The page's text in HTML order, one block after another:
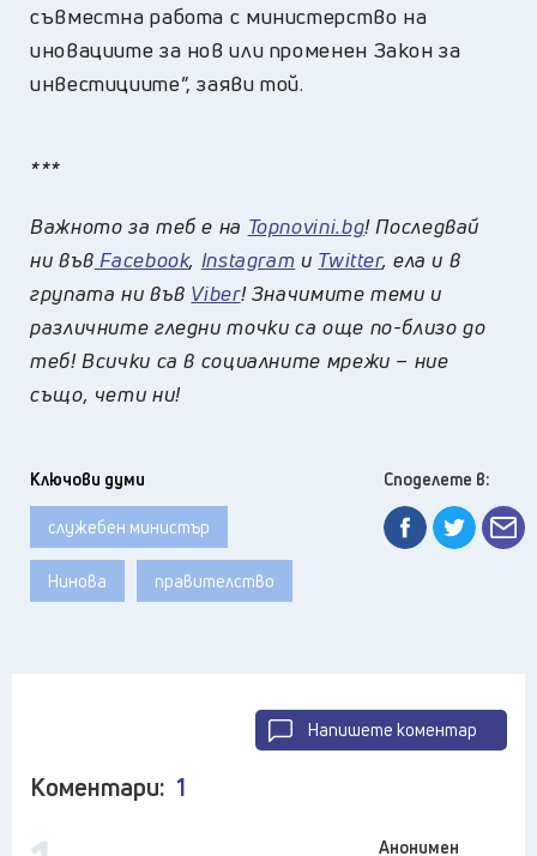
съвместна работа с министерство на
иновациите за нов или променен Закон за
инвестициите”, заяви той.
***
Важното за теб е на Topnovini.bg! Последвай
ни във Facebook, Instagram и Twitter, ела и в
групата ни във Viber! Значимите теми и
различните гледни точки са още по-близо до
теб! Всички са в социалните мрежи – ние
също, чети ни!
Ключови думи
служебен министър
Нинова правителство
Споделете в:
Напишете коментар
Коментари: 1
Анонимен